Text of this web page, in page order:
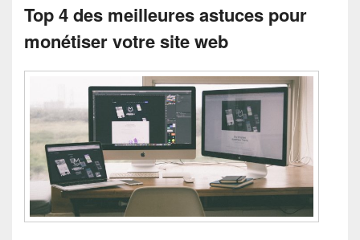
Top 4 des meilleures astuces pour
monétiser votre site web